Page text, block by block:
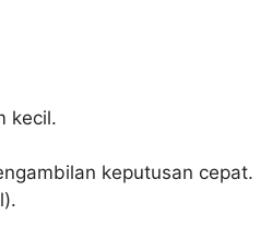
kecil.
keputusan cepat.